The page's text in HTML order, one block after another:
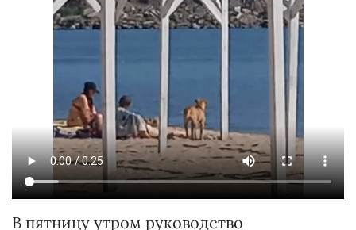
В пятницу утром руководство